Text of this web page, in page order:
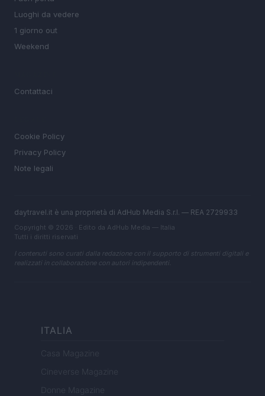
Luoghi da vedere
1 giorno out
Weekend
Contattaci
Cookie Policy
Privacy Policy
Note legali
daytravel.it è una proprietà di AdHub Media S.r.l. — REA 2729933
Copyright © 2026 · Edito da AdHub Media — Italia
Tutti i diritti riservati
I contenuti sono curati dalla redazione con il supporto di strumenti digitali e
realizzati in collaborazione con autori indipendenti.
ITALIA
Casa Magazine
Cineverse Magazine
Donne Magazine